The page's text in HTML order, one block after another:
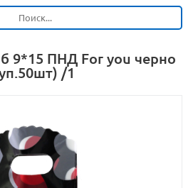
9*15 ПНД For you черно
/1